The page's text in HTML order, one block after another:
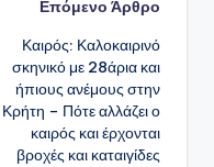
Επόμενο Άρθρο
Καιρός: Καλοκαιρινό
σκηνικό με 28άρια και
ήπιους ανέμους στην
Κρήτη – Πότε αλλάζει ο
καιρός και έρχονται
βροχές και καταιγίδες